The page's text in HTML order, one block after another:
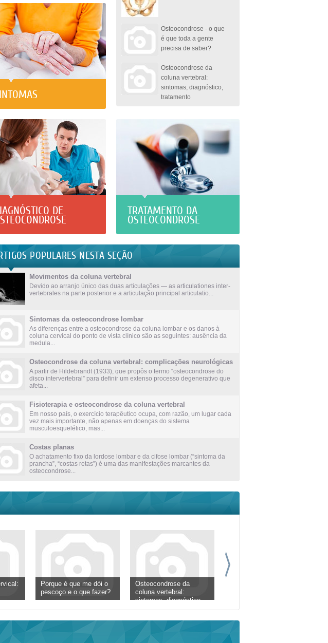
Osteocondrose - o que
é que toda a gente
precisa de saber?
Osteocondrose da
coluna vertebral:
sintomas, diagnóstico,
tratamento
DE TRATAMENTO DA
OSTEOCONDROSE
POPULARES NESTA SEÇÃO
Movimentos da coluna vertebral
Devido ao arranjo único das duas articulações — as articulationes inter-
vertebrales na parte posterior e a articulação principal articulatio...
Sintomas da osteocondrose lombar
As diferenças entre a osteocondrose da coluna lombar e os danos à
coluna cervical do ponto de vista clínico são as seguintes: ausência da
medula...
Osteocondrose da coluna vertebral: complicações neurológicas
A partir de Hildebrandt (1933), que propôs o termo “osteocondrose do
disco intervertebral” para definir um extenso processo degenerativo que
afeta...
Fisioterapia e osteocondrose da coluna vertebral
Em nosso país, o exercício terapêutico ocupa, com razão, um lugar cada
vez mais importante, não apenas em doenças do sistema
musculoesquelético, mas...
Costas planas
O achatamento fixo da lordose lombar e da cifose lombar (“sintoma da
prancha”, “costas retas”) é uma das manifestações marcantes da
osteocondrose...
Porque é que me dói o
pescoço e o que fazer?
Osteocondrose da
coluna vertebral:
sintomas, diagnóstico,
tratamento